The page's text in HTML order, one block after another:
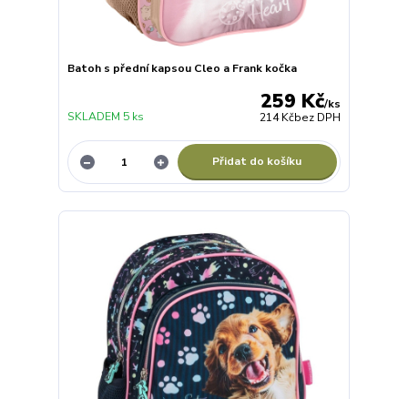
Batoh s přední kapsou Cleo a Frank kočka
259 Kč/ks
214 Kčbez DPH
SKLADEM 5 ks
Přidat do košíku